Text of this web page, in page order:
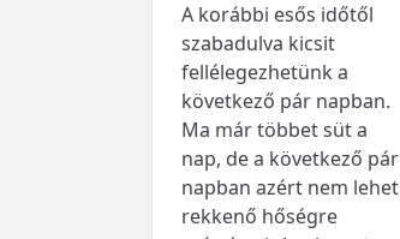
A korábbi esős időtől
szabadulva kicsit
fellélegezhetünk a
következő pár napban.
Ma már többet süt a
nap, de a következő pár
napban azért nem lehet
rekkenő hőségre